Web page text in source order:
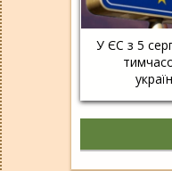
У ЄС з 5